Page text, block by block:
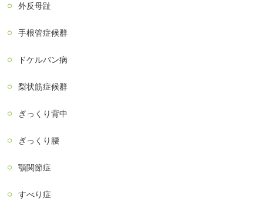
外反母趾
手根管症候群
ドケルバン病
梨状筋症候群
ぎっくり背中
ぎっくり腰
顎関節症
すべり症